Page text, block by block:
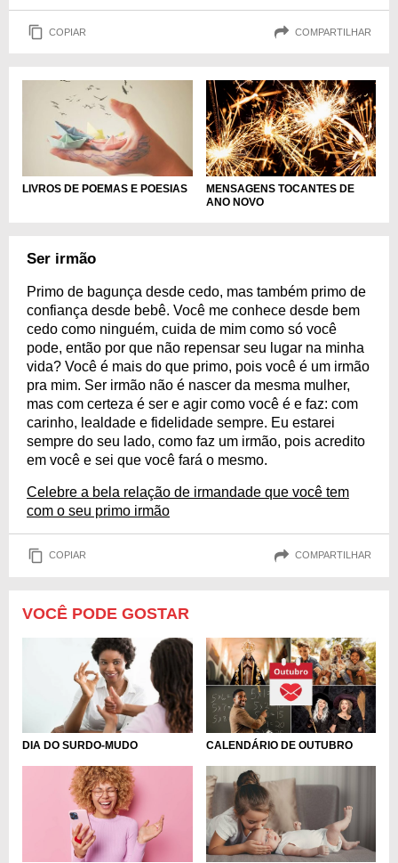
COPIAR COMPARTILHAR
LIVROS DE POEMAS E POESIAS
MENSAGENS TOCANTES DE
ANO NOVO
Ser irmão
Primo de bagunça desde cedo, mas também primo de
confiança desde bebê. Você me conhece desde bem
cedo como ninguém, cuida de mim como só você
pode, então por que não repensar seu lugar na minha
vida? Você é mais do que primo, pois você é um irmão
pra mim. Ser irmão não é nascer da mesma mulher,
mas com certeza é ser e agir como você é e faz: com
carinho, lealdade e fidelidade sempre. Eu estarei
sempre do seu lado, como faz um irmão, pois acredito
em você e sei que você fará o mesmo.
Celebre a bela relação de irmandade que você tem
com o seu primo irmão
COPIAR COMPARTILHAR
VOCÊ PODE GOSTAR
DIA DO SURDO-MUDO CALENDÁRIO DE OUTUBRO